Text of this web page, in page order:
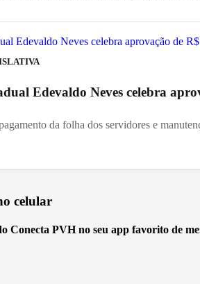
Edevaldo Neves celebra
da folha dos servidores e
celular
Conecta PVH no seu app favorito de